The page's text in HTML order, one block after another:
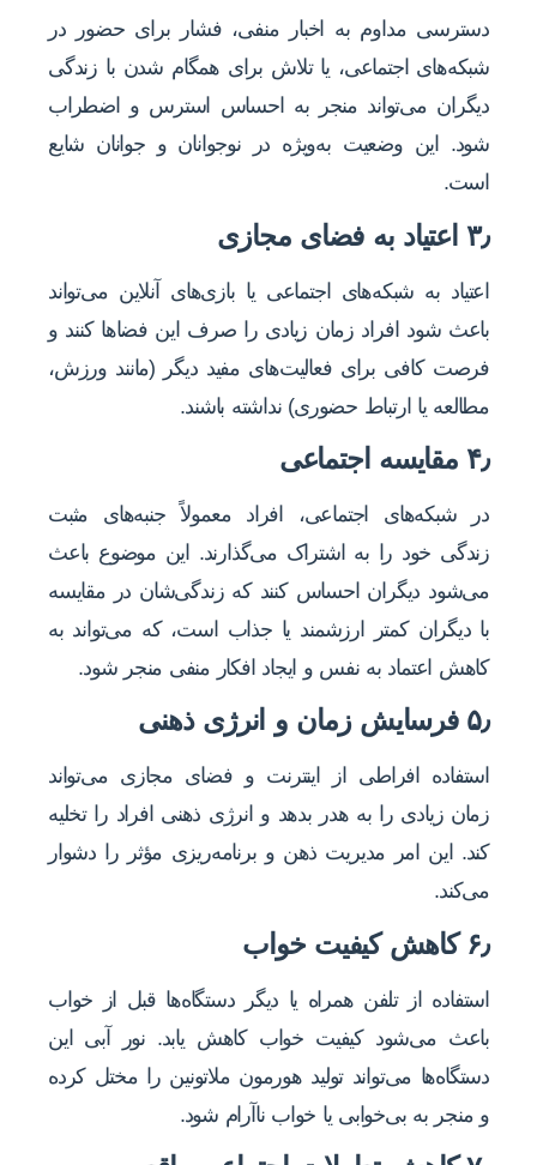
دسترسی مداوم به اخبار منفی، فشار برای حضور در
شبکه‌های اجتماعی، یا تلاش برای همگام شدن با زندگی
دیگران می‌تواند منجر به احساس استرس و اضطراب
شود. این وضعیت به‌ویژه در نوجوانان و جوانان شایع
است.
۳٫ اعتیاد به فضای مجازی
اعتیاد به شبکه‌های اجتماعی یا بازی‌های آنلاین می‌تواند
باعث شود افراد زمان زیادی را صرف این فضاها کنند و
فرصت کافی برای فعالیت‌های مفید دیگر (مانند ورزش،
مطالعه یا ارتباط حضوری) نداشته باشند.
۴٫ مقایسه اجتماعی
در شبکه‌های اجتماعی، افراد معمولاً جنبه‌های مثبت
زندگی خود را به اشتراک می‌گذارند. این موضوع باعث
می‌شود دیگران احساس کنند که زندگی‌شان در مقایسه
با دیگران کمتر ارزشمند یا جذاب است، که می‌تواند به
کاهش اعتماد به نفس و ایجاد افکار منفی منجر شود.
۵٫ فرسایش زمان و انرژی ذهنی
استفاده افراطی از اینترنت و فضای مجازی می‌تواند
زمان زیادی را به هدر بدهد و انرژی ذهنی افراد را تخلیه
کند. این امر مدیریت ذهن و برنامه‌ریزی مؤثر را دشوار
می‌کند.
۶٫ کاهش کیفیت خواب
استفاده از تلفن همراه یا دیگر دستگاه‌ها قبل از خواب
باعث می‌شود کیفیت خواب کاهش یابد. نور آبی این
دستگاه‌ها می‌تواند تولید هورمون ملاتونین را مختل کرده
و منجر به بی‌خوابی یا خواب ناآرام شود.